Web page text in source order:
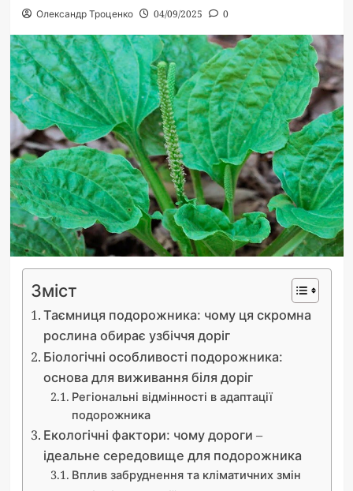
Олександр Троценко 04/09/2025 0
Зміст
Таємниця подорожника: чому ця скромна
рослина обирає узбіччя доріг
Біологічні особливості подорожника:
основа для виживання біля доріг
Регіональні відмінності в адаптації
подорожника
Екологічні фактори: чому дороги –
ідеальне середовище для подорожника
Вплив забруднення та кліматичних змін